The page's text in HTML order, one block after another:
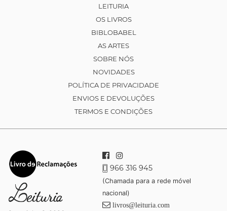
LEITURIA
OS LIVROS
BIBLOBABEL
AS ARTES
SOBRE NÓS
NOVIDADES
POLÍTICA DE PRIVACIDADE
ENVIOS E DEVOLUÇÕES
TERMOS E CONDIÇÕES
966 316 945
(Chamada para a rede móvel
nacional)
livros@leituria.com